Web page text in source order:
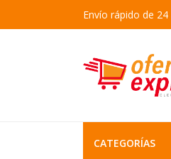
Envío rápido de
CATEGORÍAS